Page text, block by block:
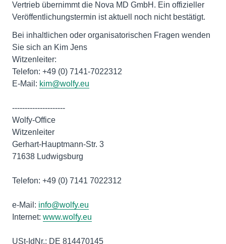
Vertrieb übernimmt die Nova MD GmbH. Ein offizieller
Veröffentlichungstermin ist aktuell noch nicht bestätigt.
Bei inhaltlichen oder organisatorischen Fragen wenden
Sie sich an Kim Jens
Witzenleiter:
Telefon: +49 (0) 7141-7022312
E-Mail: kim@wolfy.eu
---------------------
Wolfy-Office
Witzenleiter
Gerhart-Hauptmann-Str. 3
71638 Ludwigsburg
Telefon: +49 (0) 7141 7022312
e-Mail: info@wolfy.eu
Internet: www.wolfy.eu
USt-IdNr.: DE 814470145